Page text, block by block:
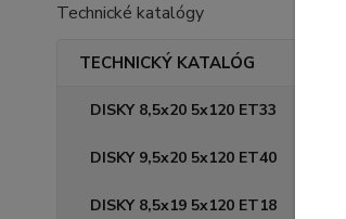
Technické katalógy
TECHNICKÝ KATALÓG
DISKY 8,5x20 5x120 ET33
DISKY 9,5x20 5x120 ET40
DISKY 8,5x19 5x120 ET18